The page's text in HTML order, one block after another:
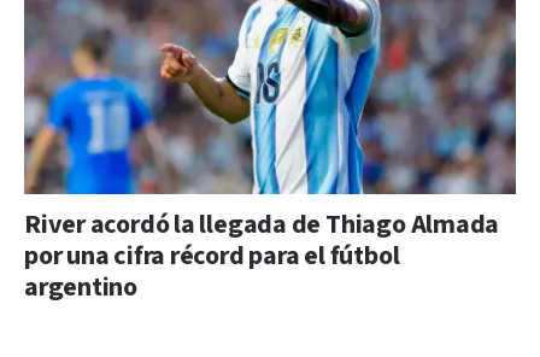
River acordó la llegada de Thiago Almada
por una cifra récord para el fútbol
argentino